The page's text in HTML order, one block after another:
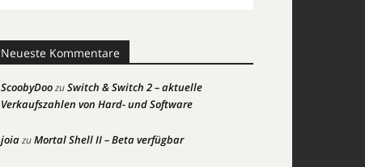
Neueste Kommentare
ScoobyDoozuSwitch & Switch 2 – aktuelle
Verkaufszahlen von Hard- und Software
joiazuMortal Shell II – Beta verfügbar